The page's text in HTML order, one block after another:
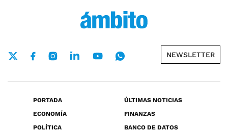
NEWSLETTER
PORTADA
ÚLTIMAS NOTICIAS
ECONOMÍA
FINANZAS
POLÍTICA
BANCO DE DATOS